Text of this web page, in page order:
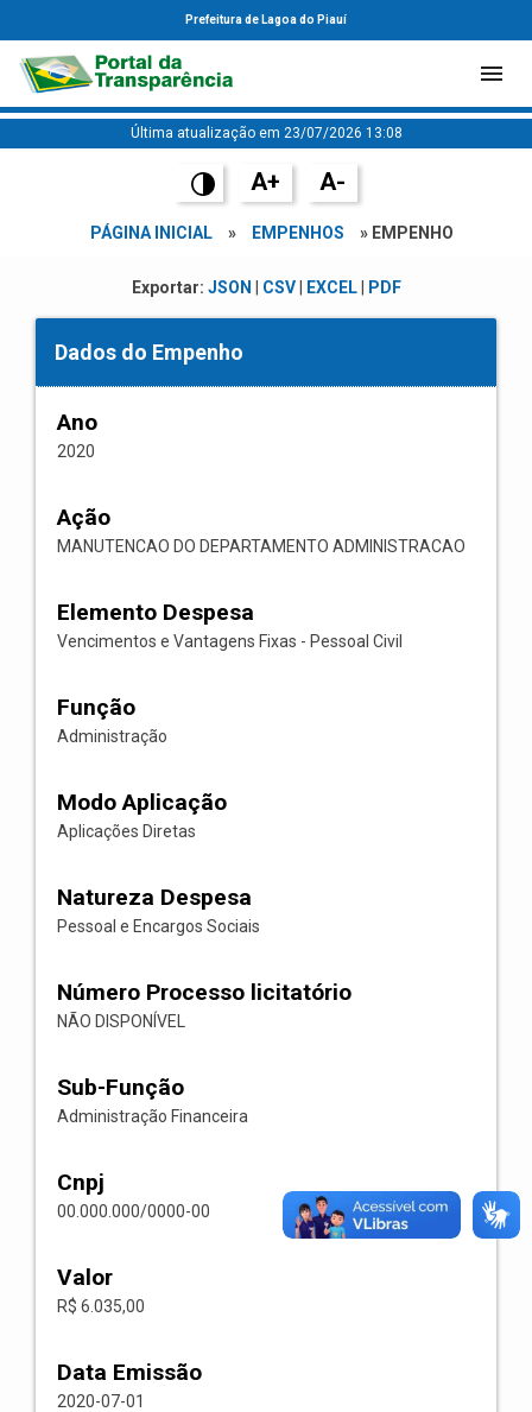
Prefeitura de Lagoa do Piauí
Última atualização em 23/07/2026 13:08
A+ A-
PÁGINA INICIAL » EMPENHOS » EMPENHO
Exportar: JSON CSV| EXCEL| PDF
Dados do Empenho
Ano
2020
Ação
MANUTENCAO DO DEPARTAMENTO ADMINISTRACAO
Elemento Despesa
Vencimentos e Vantagens Fixas - Pessoal Civil
Função
Administração
Modo Aplicação
Aplicações Diretas
Natureza Despesa
Pessoal e Encargos Sociais
Número Processo licitatório
NÃO DISPONÍVEL
Sub-Função
Administração Financeira
Cnpj
00.000.000/0000-00
Valor
R$ 6.035,00
Data Emissão
2020-07-01